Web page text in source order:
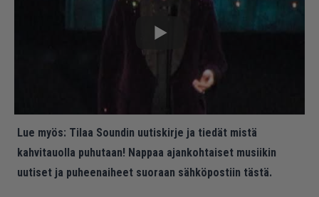
Lue myös: Tilaa Soundin uutiskirje ja tiedät mistä
kahvitauolla puhutaan! Nappaa ajankohtaiset musiikin
uutiset ja puheenaiheet suoraan sähköpostiin tästä.